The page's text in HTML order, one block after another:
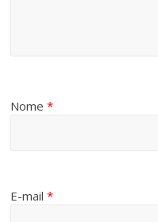
Nome*
E-mail*